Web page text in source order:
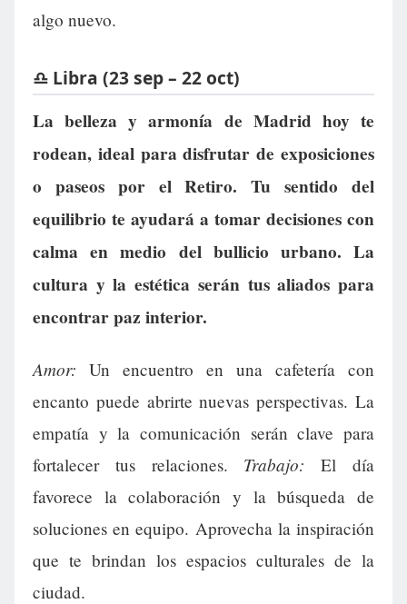
algo nuevo.
♎ Libra (23 sep – 22 oct)
La belleza y armonía de Madrid hoy te
rodean, ideal para disfrutar de exposiciones
o paseos por el Retiro. Tu sentido del
equilibrio te ayudará a tomar decisiones con
calma en medio del bullicio urbano. La
cultura y la estética serán tus aliados para
encontrar paz interior.
Amor: Un encuentro en una cafetería con
encanto puede abrirte nuevas perspectivas. La
empatía y la comunicación serán clave para
fortalecer tus relaciones. Trabajo: El día
favorece la colaboración y la búsqueda de
soluciones en equipo. Aprovecha la inspiración
que te brindan los espacios culturales de la
ciudad.